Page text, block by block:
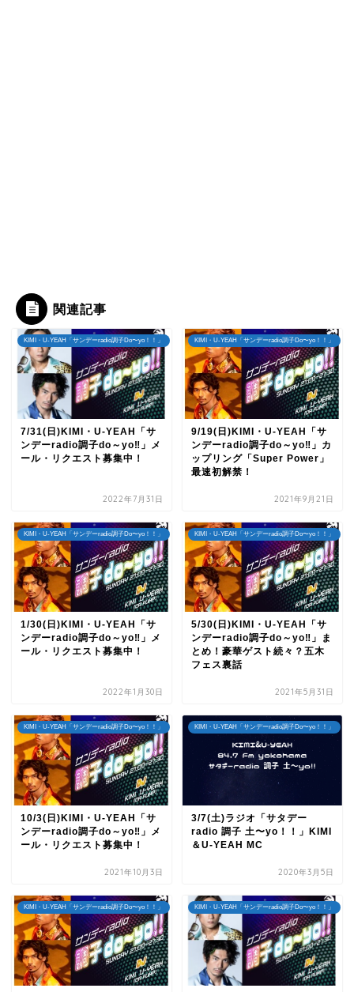
関連記事
KIMI・U-YEAH「サンデーradio調子Do〜yo！！」
7/31(日)KIMI・U-YEAH「サ
ンデーradio調子do～yo‼」メ
ール・リクエスト募集中！
2022年7月31日
KIMI・U-YEAH「サンデーradio調子Do〜yo！！」
9/19(日)KIMI・U-YEAH「サ
ンデーradio調子do～yo‼」カ
ップリング「Super Power」
最速初解禁！
2021年9月21日
KIMI・U-YEAH「サンデーradio調子Do〜yo！！」
1/30(日)KIMI・U-YEAH「サ
ンデーradio調子do～yo‼」メ
ール・リクエスト募集中！
2022年1月30日
KIMI・U-YEAH「サンデーradio調子Do〜yo！！」
5/30(日)KIMI・U-YEAH「サ
ンデーradio調子do～yo‼」ま
とめ！豪華ゲスト続々？五木
フェス裏話
2021年5月31日
KIMI・U-YEAH「サンデーradio調子Do〜yo！！」
10/3(日)KIMI・U-YEAH「サ
ンデーradio調子do～yo‼」メ
ール・リクエスト募集中！
2021年10月3日
KIMI・U-YEAH「サンデーradio調子Do〜yo！！」
3/7(土)ラジオ「サタデー
radio 調子 土〜yo！！」KIMI
＆U-YEAH MC
2020年3月5日
KIMI・U-YEAH「サンデーradio調子Do〜yo！！」 KIMI・U-YEAH「サンデーradio調子Do〜yo！！」